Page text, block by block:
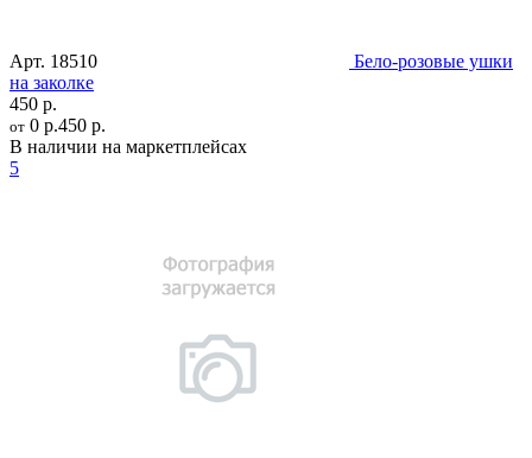
Арт. 18510
Бело-розовые ушки
на заколке
450 р.
от 0 р.450 р.
В наличии на маркетплейсах
5